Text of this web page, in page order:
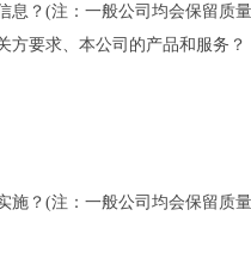
息？(注：一般公司均会保留质
方要求、本公司的产品和服务？
施？(注：一般公司均会保留质